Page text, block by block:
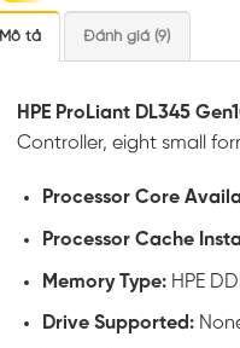
Mô tả Đánh giá (9)
HPE ProLiant DL345
Controller, eight small
Processor Core
Processor Cache
Memory Type: HPE
Drive Supported: